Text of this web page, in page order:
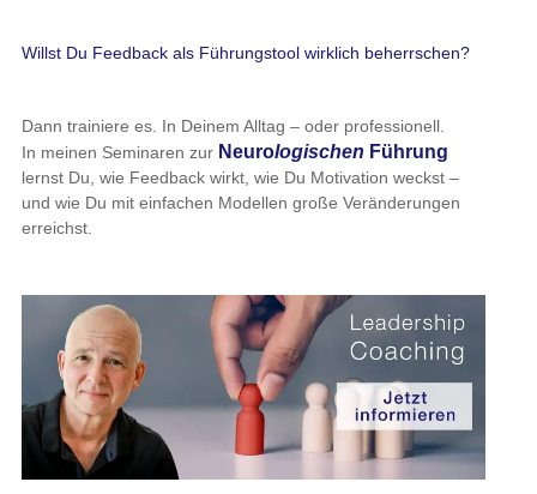
Willst Du Feedback als Führungstool wirklich beherrschen?
Dann trainiere es. In Deinem Alltag – oder professionell.
In meinen Seminaren zur Neurologischen Führung
lernst Du, wie Feedback wirkt, wie Du Motivation weckst –
und wie Du mit einfachen Modellen große Veränderungen
erreichst.